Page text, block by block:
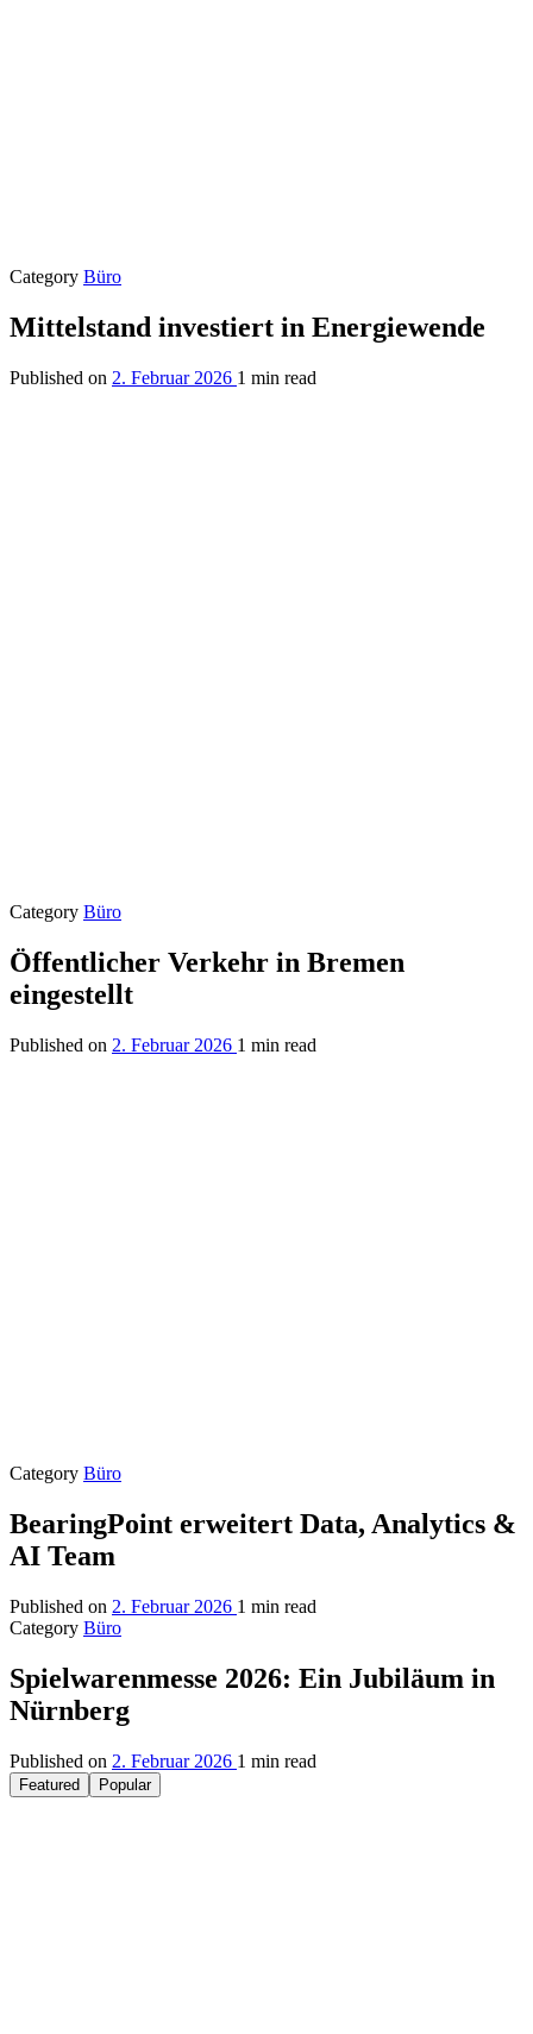
Category Büro
Mittelstand investiert in Energiewende
Published on 2. Februar 2026 1 min read
Category Büro
Öffentlicher Verkehr in Bremen
eingestellt
Published on 2. Februar 2026 1 min read
Category Büro
BearingPoint erweitert Data, Analytics &
AI Team
Published on 2. Februar 2026 1 min read
Category Büro
Spielwarenmesse 2026: Ein Jubiläum in
Nürnberg
Published on 2. Februar 2026 1 min read
Featured Popular